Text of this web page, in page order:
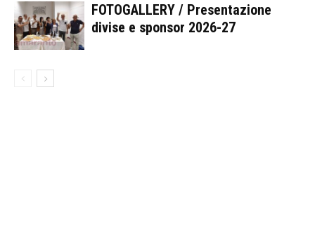
FOTOGALLERY / Presentazione
divise e sponsor 2026-27